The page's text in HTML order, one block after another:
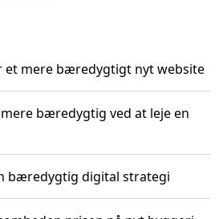
et mere bæredygtigt nyt website
bæredygtig ved at leje en
bæredygtig digital strategi